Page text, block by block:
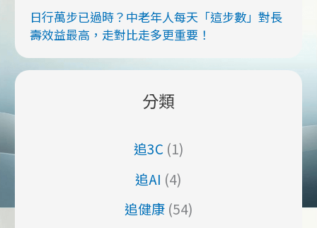
日行萬步已過時？中老年人每天「這步數」對長
壽效益最高，走對比走多更重要！
分類
追3C (1)
追AI (4)
追健康(54)